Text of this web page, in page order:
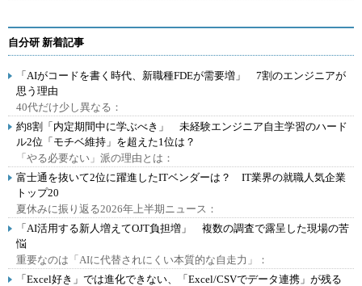
自分研 新着記事
「AIがコードを書く時代、新職種FDEが需要増」 7割のエンジニアが
思う理由
40代だけ少し異なる：
約8割「内定期間中に学ぶべき」 未経験エンジニア自主学習のハード
ル2位「モチベ維持」を超えた1位は？
「やる必要ない」派の理由とは：
富士通を抜いて2位に躍進したITベンダーは？ IT業界の就職人気企業
トップ20
夏休みに振り返る2026年上半期ニュース：
「AI活用する新人増えてOJT負担増」 複数の調査で露呈した現場の苦
悩
重要なのは「AIに代替されにくい本質的な自走力」：
「Excel好き」では進化できない、「Excel/CSVでデータ連携」が残る